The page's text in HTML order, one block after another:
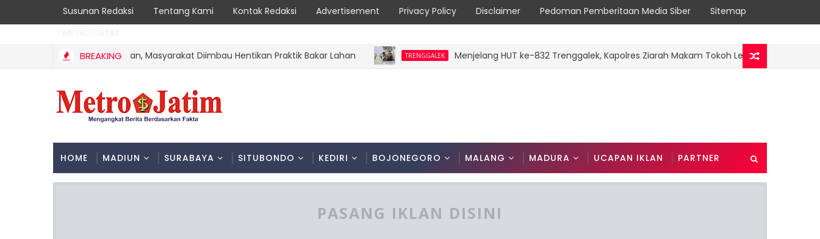
Susunan Redaksi Tentang Kami Kontak Redaksi Advertisement Privacy Policy Disclaimer Pedoman Pemberitaan Media Siber
Sitemap
BREAKING
Berhasil Dipadamkan, Masyarakat Diimbau Hentikan Praktik Bakar Lahan TRENGGALEK Menjelang HUT ke-832 Trenggalek, Kapolres Ziarah Makam Tokoh Leluhur: Teladani
HOME MADIUN SURABAYA SITUBONDO KEDIRI BOJONEGORO MALANG MADURA UCAPAN IKLAN PARTNER
PASANG IKLAN DISINI